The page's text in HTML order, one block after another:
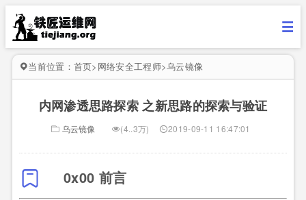
当前位置： 首页> 网络安全工程师>乌云镜像
内网渗透思路探索 之新思路的探索与验证
乌云镜像 (4..3万) 2019-09-11 16:47:01
0x00 前言